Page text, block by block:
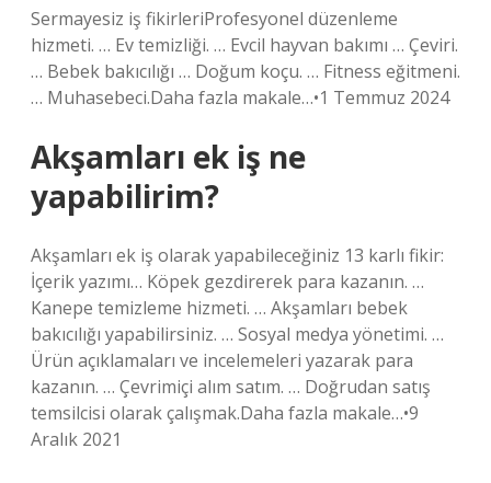
Sermayesiz iş fikirleriProfesyonel düzenleme
hizmeti. … Ev temizliği. … Evcil hayvan bakımı … Çeviri.
… Bebek bakıcılığı … Doğum koçu. … Fitness eğitmeni.
… Muhasebeci.Daha fazla makale…•1 Temmuz 2024
Akşamları ek iş ne
yapabilirim?
Akşamları ek iş olarak yapabileceğiniz 13 karlı fikir:
İçerik yazımı… Köpek gezdirerek para kazanın. …
Kanepe temizleme hizmeti. … Akşamları bebek
bakıcılığı yapabilirsiniz. … Sosyal medya yönetimi. …
Ürün açıklamaları ve incelemeleri yazarak para
kazanın. … Çevrimiçi alım satım. … Doğrudan satış
temsilcisi olarak çalışmak.Daha fazla makale…•9
Aralık 2021